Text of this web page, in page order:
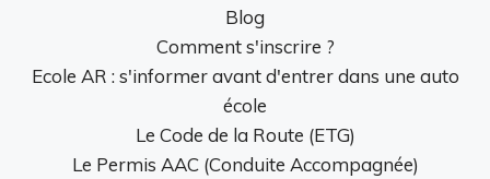
Blog
Comment s'inscrire ?
Ecole AR : s'informer avant d'entrer dans une auto
école
Le Code de la Route (ETG)
Le Permis AAC (Conduite Accompagnée)